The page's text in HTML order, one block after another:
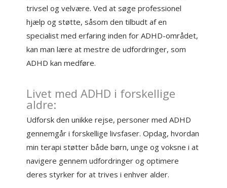
trivsel og velvære. Ved at søge professionel
hjælp og støtte, såsom den tilbudt af en
specialist med erfaring inden for ADHD-området,
kan man lære at mestre de udfordringer, som
ADHD kan medføre.
Livet med ADHD i forskellige
aldre:
Udforsk den unikke rejse, personer med ADHD
gennemgår i forskellige livsfaser. Opdag, hvordan
min terapi støtter både børn, unge og voksne i at
navigere gennem udfordringer og optimere
deres styrker for at trives i enhver alder.